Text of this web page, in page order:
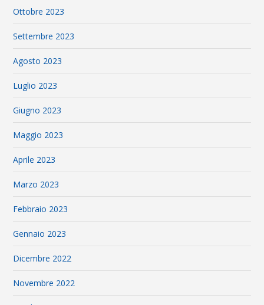
Ottobre 2023
Settembre 2023
Agosto 2023
Luglio 2023
Giugno 2023
Maggio 2023
Aprile 2023
Marzo 2023
Febbraio 2023
Gennaio 2023
Dicembre 2022
Novembre 2022